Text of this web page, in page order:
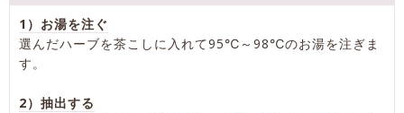
1）お湯を注ぐ
選んだハーブを茶こしに入れて95℃～98℃のお湯を注ぎま
す。
2）抽出する